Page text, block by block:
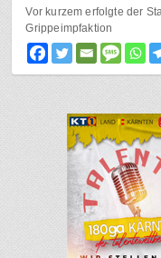
Vor kurzem erfolgte der
Grippeimpfaktion